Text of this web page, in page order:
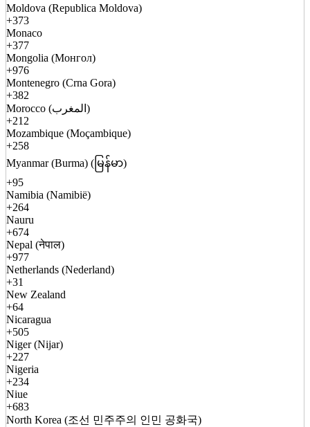
Moldova (Republica Moldova)
+373
Monaco
+377
Mongolia (Монгол)
+976
Montenegro (Crna Gora)
+382
Morocco (المغرب)
+212
Mozambique (Moçambique)
+258
Myanmar (Burma) (မြန်မာ)
+95
Namibia (Namibië)
+264
Nauru
+674
Nepal (नेपाल)
+977
Netherlands (Nederland)
+31
New Zealand
+64
Nicaragua
+505
Niger (Nijar)
+227
Nigeria
+234
Niue
+683
North Korea (조선 민주주의 인민 공화국)